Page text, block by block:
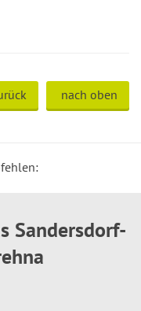
nach oben
Sandersdorf-